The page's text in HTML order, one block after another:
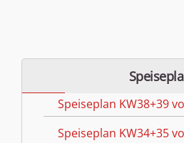
Speiseplan KW38+39
Speiseplan KW34+35